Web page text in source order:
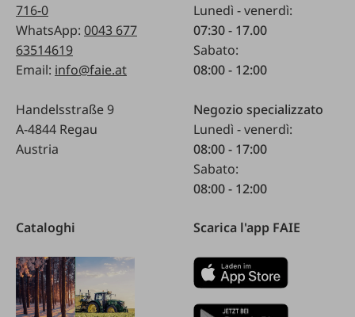
716-0
WhatsApp: 0043 677
63514619
Email: info@faie.at
Handelsstraße 9
A-4844 Regau
Austria
Lunedì - venerdì:
07:30 - 17.00
Sabato:
08:00 - 12:00
Negozio specializzato
Lunedì - venerdì:
08:00 - 17:00
Sabato:
08:00 - 12:00
Cataloghi Scarica l'app FAIE